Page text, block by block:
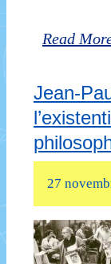
Jean-
Sartre
ou
littéraire
et
Read
Jean-
27